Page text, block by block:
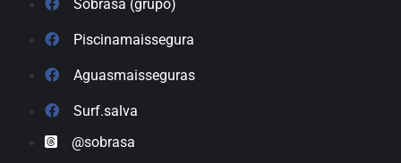
Sobrasa (grupo)
Piscinamaissegura
Aguasmaisseguras
Surf.salva
@sobrasa